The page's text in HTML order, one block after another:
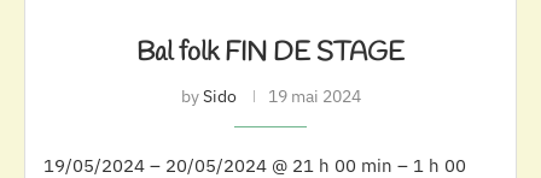
Bal folk FIN DE STAGE
bySido 19 mai 2024
19/05/2024 – 20/05/2024 @ 21 h 00 min – 1 h 00